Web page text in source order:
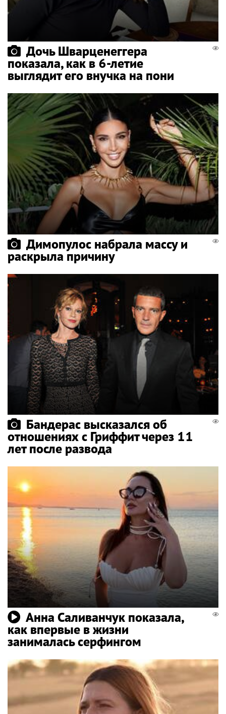
Дочь Шварценеггера
показала, как в 6-летие
выглядит его внучка на пони
Димопулос набрала массу и
раскрыла причину
Бандерас высказался об
отношениях с Гриффит через 11
лет после развода
Анна Саливанчук показала,
как впервые в жизни
занималась серфингом